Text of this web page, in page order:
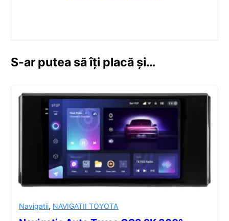
S-ar putea să îți placă și…
Navigatii, NAVIGATII TOYOTA